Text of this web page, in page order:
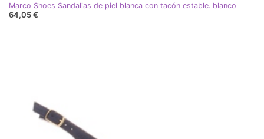
Marco Shoes Sandalias de piel blanca con tacón estable. blanco
64,05 €